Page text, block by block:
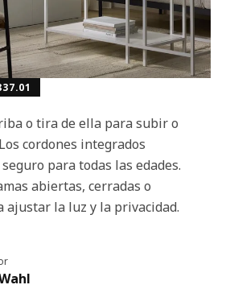
o tira de ella para subir o
cordones integrados
para todas las edades.
abiertas, cerradas o
la luz y la privacidad.